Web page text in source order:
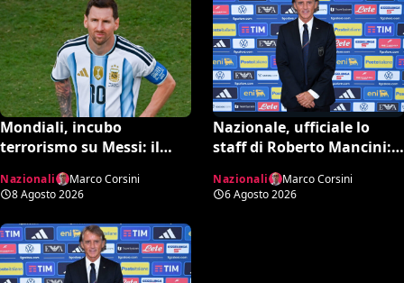
Mondiali, incubo
terrorismo su Messi: il
sventati durante la Coppa
del Mondo
Nazionali
Marco Corsini
8 Agosto 2026
Nazionale, ufficiale lo
staff di Roberto Mancini:
Bollini vice
Nazionali
Marco Corsini
6 Agosto 2026